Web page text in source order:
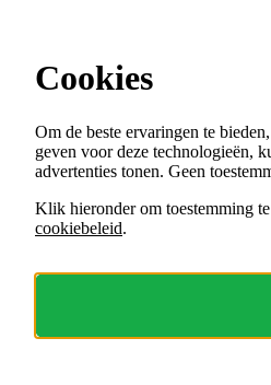
Menu
VACATURES
ORGANISATIES
Cookies
Om de beste ervaringen te
geven voor deze technologieën,
advertenties tonen. Geen
Klik hieronder om toestemming
cookiebeleid.